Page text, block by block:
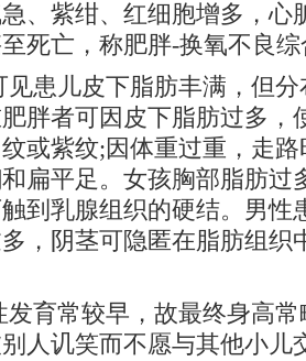
、紫绀、红细胞增多，心
死亡，称肥胖-换氧不良
见患儿皮下脂肪丰满，但
胖者可因皮下脂肪过多，
或紫纹;因体重过重，走
扁平足。女孩胸部脂肪过
到乳腺组织的硬结。男性
，阴茎可隐匿在脂肪组织
发育常较早，故最终身高
人讥笑而不愿与其他小儿